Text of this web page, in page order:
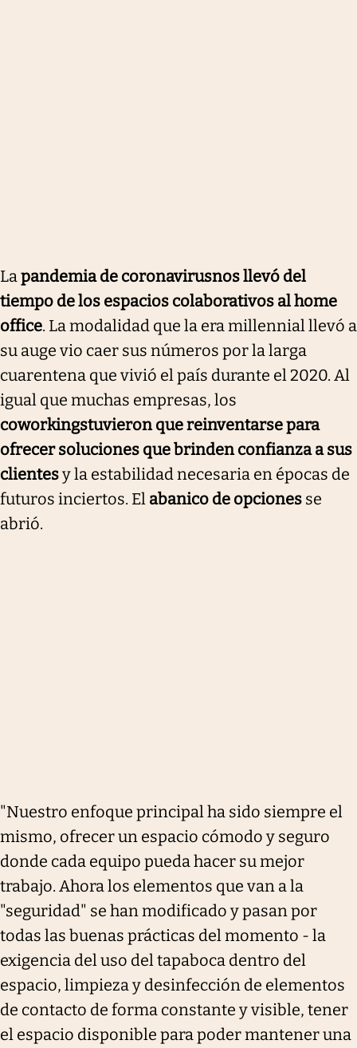
Lapandemia de coronavirusnos llevó del
tiempo de los espacios colaborativos al home
office. La modalidad que la era millennial llevó a
su auge vio caer sus números por la larga
cuarentena que vivió el país durante el 2020. Al
igual que muchas empresas, los
coworkingstuvieron que reinventarse para
ofrecer soluciones que brinden confianza a sus
clientesy la estabilidad necesaria en épocas de
futuros inciertos. El abanico de opciones se
abrió.
"Nuestro enfoque principal ha sido siempre el
mismo, ofrecer un espacio cómodo y seguro
donde cada equipo pueda hacer su mejor
trabajo. Ahora los elementos que van a la
"seguridad" se han modificado y pasan por
todas las buenas prácticas del momento - la
exigencia del uso del tapaboca dentro del
espacio, limpieza y desinfección de elementos
de contacto de forma constante y visible, tener
el espacio disponible para poder mantener una